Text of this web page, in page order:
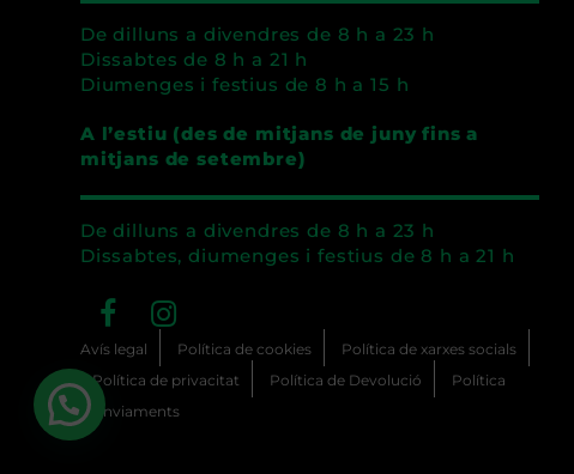
De dilluns a divendres de 8 h a 23 h
Dissabtes de 8 h a 21 h
Diumenges i festius de 8 h a 15 h
A l’estiu (des de mitjans de juny fins a
mitjans de setembre)
De dilluns a divendres de 8 h a 23 h
Dissabtes, diumenges i festius de 8 h a 21 h
Facebook
Instagram
Avís legal Política de cookies
Política de xarxes socials
Política de privacitat
Política de Devolució
Política
d’Enviaments